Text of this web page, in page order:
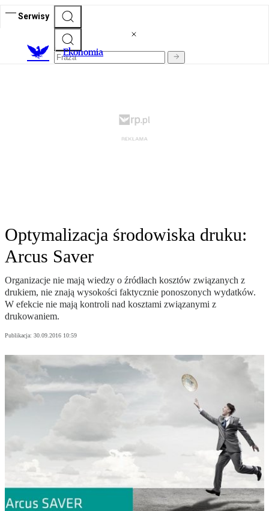
Serwisy
Ekonomia
Optymalizacja środowiska druku:
Arcus Saver
Organizacje nie mają wiedzy o źródłach kosztów związanych z
drukiem, nie znają wysokości faktycznie ponoszonych wydatków.
W efekcie nie mają kontroli nad kosztami związanymi z
drukowaniem.
Publikacja: 30.09.2016 10:59